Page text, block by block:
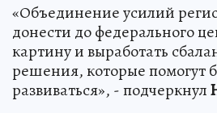
«Объединение усилий
донести до федерального
картину и выработать
решения, которые помогут
развиваться», - подчеркнул